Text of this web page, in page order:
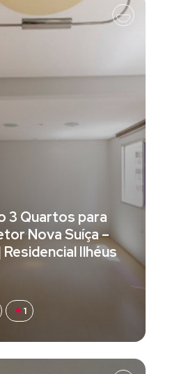
3 Quartos para
Nova Suíça –
Ilhéus
1